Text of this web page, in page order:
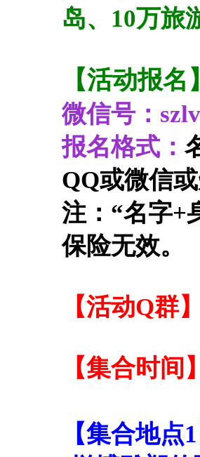
岛、10万旅
【活动报名】
微信号：
报名格式：
QQ或微信
注：“名字+
保险无效。
【活动Q群
【集合时
市体育
【集合地